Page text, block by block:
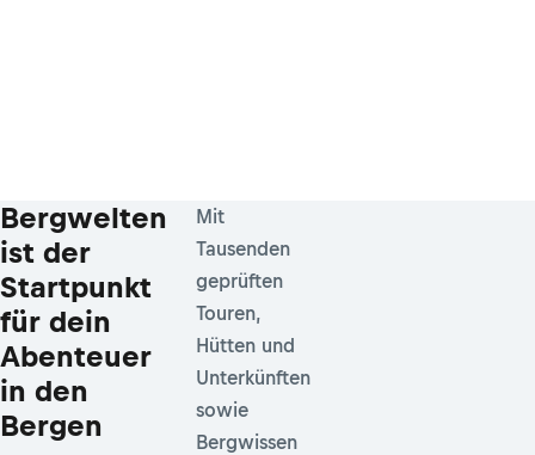
Bergwelten
ist der
Startpunkt
für dein
Abenteuer
in den
Bergen
Mit
Tausenden
geprüften
Touren,
Hütten und
Unterkünften
sowie
Bergwissen